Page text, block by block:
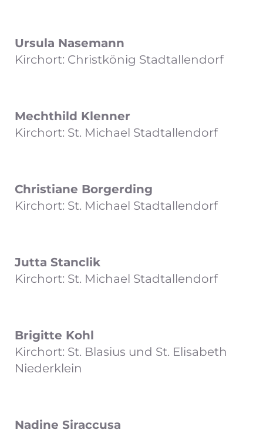
Ursula Nasemann
Kirchort: Christkönig Stadtallendorf
Mechthild Klenner
Kirchort: St. Michael Stadtallendorf
Christiane Borgerding
Kirchort: St. Michael Stadtallendorf
Jutta Stanclik
Kirchort: St. Michael Stadtallendorf
Brigitte Kohl
Kirchort: St. Blasius und St. Elisabeth
Niederklein
Nadine Siraccusa